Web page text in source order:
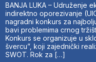
BANJA LUKA – Udruženje
indirektno oporezivanje
nagradni konkurs za
bavi problemima crnog
Konkurs se organizuje u
švercu”, koji zajednički
SWOT. Rok za […]